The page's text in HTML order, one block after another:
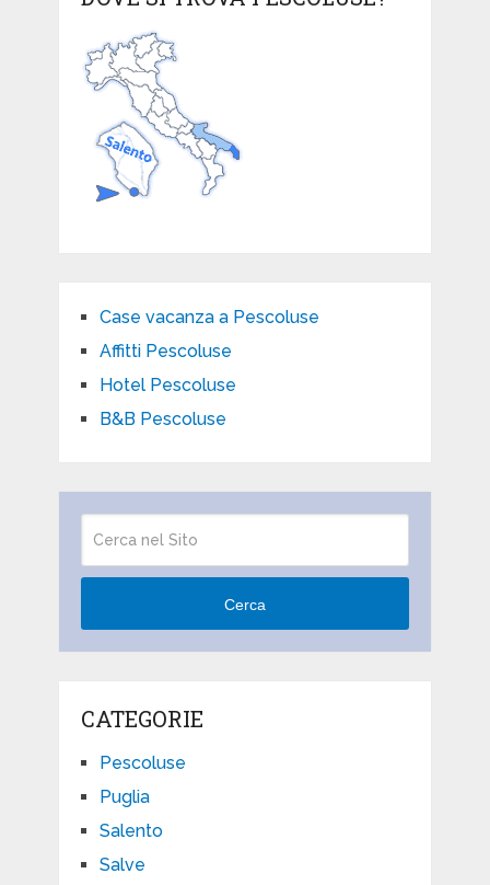
Case vacanza a Pescoluse
Affitti Pescoluse
Hotel Pescoluse
B&B Pescoluse
Cerca
CATEGORIE
Pescoluse
Puglia
Salento
Salve